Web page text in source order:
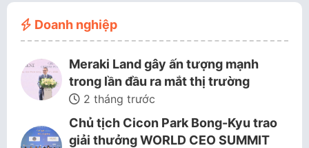
Doanh nghiệp
Meraki Land gây ấn tượng mạnh
trong lần đầu ra mắt thị trường
2 tháng trước
Chủ tịch Cicon Park Bong-Kyu trao
giải thưởng WORLD CEO SUMMIT